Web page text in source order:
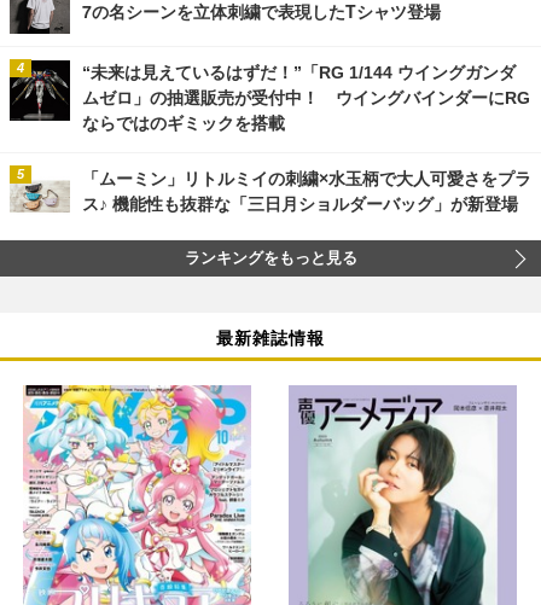
7の名シーンを立体刺繍で表現したTシャツ登場
“未来は見えているはずだ！”「RG 1/144 ウイングガンダ
ムゼロ」の抽選販売が受付中！ ウイングバインダーにRG
ならではのギミックを搭載
「ムーミン」リトルミイの刺繍×水玉柄で大人可愛さをプラ
ス♪ 機能性も抜群な「三日月ショルダーバッグ」が新登場
ランキングをもっと見る
最新雑誌情報